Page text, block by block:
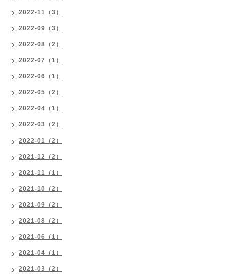
2022-11（3）
2022-09（3）
2022-08（2）
2022-07（1）
2022-06（1）
2022-05（2）
2022-04（1）
2022-03（2）
2022-01（2）
2021-12（2）
2021-11（1）
2021-10（2）
2021-09（2）
2021-08（2）
2021-06（1）
2021-04（1）
2021-03（2）